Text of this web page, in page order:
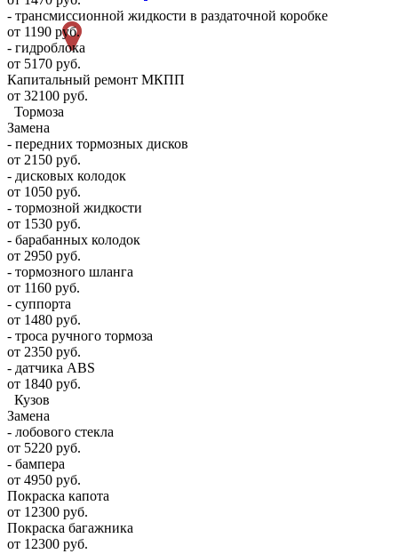
- трансмиссионной жидкости в раздаточной коробке
от 1190 руб.
- гидроблока
от 5170 руб.
Капитальный ремонт МКПП
от 32100 руб.
Тормоза
Замена
- передних тормозных дисков
от 2150 руб.
- дисковых колодок
от 1050 руб.
- тормозной жидкости
от 1530 руб.
- барабанных колодок
от 2950 руб.
- тормозного шланга
от 1160 руб.
- суппорта
от 1480 руб.
- троса ручного тормоза
от 2350 руб.
- датчика ABS
от 1840 руб.
Кузов
Замена
- лобового стекла
от 5220 руб.
- бампера
от 4950 руб.
Покраска капота
от 12300 руб.
Покраска багажника
от 12300 руб.